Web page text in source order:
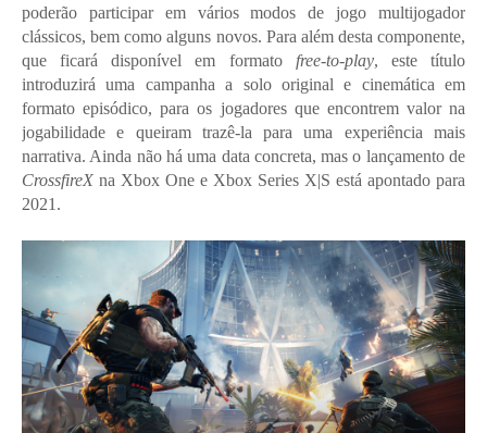
poderão participar em vários modos de jogo multijogador
clássicos, bem como alguns novos. Para além desta componente,
que ficará disponível em formato free-to-play, este título
introduzirá uma campanha a solo original e cinemática em
formato episódico, para os jogadores que encontrem valor na
jogabilidade e queiram trazê-la para uma experiência mais
narrativa. Ainda não há uma data concreta, mas o lançamento de
CrossfireX na Xbox One e Xbox Series X|S está apontado para
2021.